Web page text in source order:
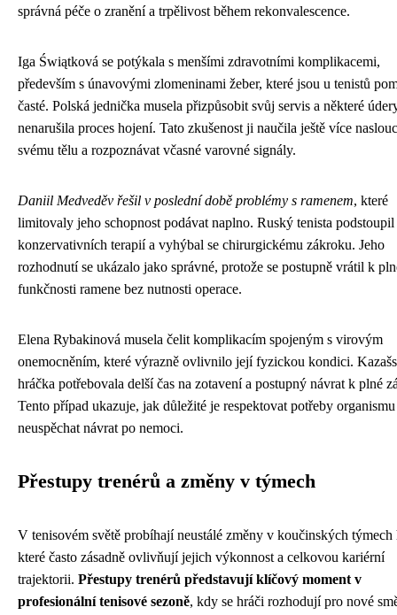
správná péče o zranění a trpělivost během rekonvalescence.
Iga Świątková se potýkala s menšími zdravotními komplikacemi,
především s únavovými zlomeninami žeber, které jsou u tenistů
časté. Polská jednička musela přizpůsobit svůj servis a některé
nenarušila proces hojení. Tato zkušenost ji naučila ještě více
svému tělu a rozpoznávat včasné varovné signály.
Daniil Medveděv řešil v poslední době problémy s ramenem, které
limitovaly jeho schopnost podávat naplno. Ruský tenista podstoupil
konzervativních terapií a vyhýbal se chirurgickému zákroku. Jeho
rozhodnutí se ukázalo jako správné, protože se postupně vrátil k
funkčnosti ramene bez nutnosti operace.
Elena Rybakinová musela čelit komplikacím spojeným s virovým
onemocněním, které výrazně ovlivnilo její fyzickou kondici.
hráčka potřebovala delší čas na zotavení a postupný návrat k plné
Tento případ ukazuje, jak důležité je respektovat potřeby organismu
neuspěchat návrat po nemoci.
Přestupy trenérů a změny v týmech
V tenisovém světě probíhají neustálé změny v koučinských týmech
které často zásadně ovlivňují jejich výkonnost a celkovou kariérní
trajektorii. Přestupy trenérů představují klíčový moment v
profesionální tenisové sezoně, kdy se hráči rozhodují pro nové